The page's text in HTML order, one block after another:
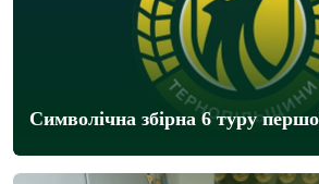
Символічна збірна 6 туру